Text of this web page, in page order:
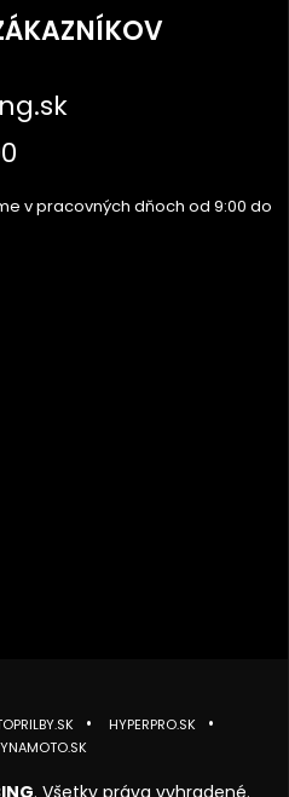
v pracovných dňoch od 9:00 do
HYPERPRO.SK
. Všetky práva vyhradené.